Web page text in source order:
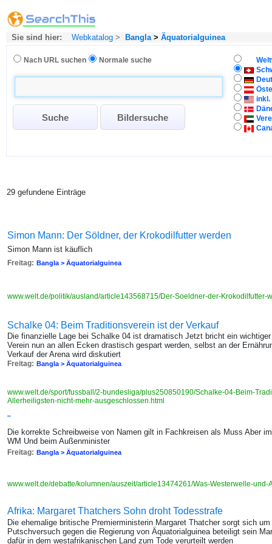
Sie sind hier: Webkatalog > Bangla> Äquatorialguinea
Nach URL suchen Normale suche
inkl.
29 gefundene Einträge
Simon Mann: Der Söldner, der Krokodilfutter werden
Simon Mann ist käuflich
Freitag: Bangla > Äquatorialguinea
www.welt.de/politik/ausland/article143568715/Der-Soeldner-der-Krokodilfutter-
Schalke 04: Beim Traditionsverein ist der Verkauf
Die finanzielle Lage bei Schalke 04 ist dramatisch Jetzt bricht ein
Verein nun an allen Ecken drastisch gespart werden, selbst an der
Verkauf der Arena wird diskutiert
Freitag: Bangla > Äquatorialguinea
www.welt.de/sport/fussball/2-bundesliga/plus250850190/Schalke-04-Beim-
Allerheiligsten-nicht-mehr-ausgeschlossen.html
"
Die korrekte Schreibweise von Namen gilt in Fachkreisen als Muss Aber
WM Und beim Außenminister
Freitag: Bangla > Äquatorialguinea
www.welt.de/debatte/kolumnen/auszeit/article13474261/Was-Westerwelle-
Afrika: Margaret Thatchers Sohn droht Todesstrafe
Die ehemalige britische Premierministerin Margaret Thatcher sorgt sich
Putschversuch gegen die Regierung von Äquatorialguinea beteiligt sein
dafür in dem westafrikanischen Land zum Tode verurteilt werden